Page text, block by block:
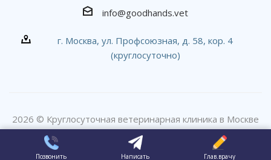
info@goodhands.vet
г. Москва, ул. Профсоюзная, д. 58, кор. 4
(круглосуточно)
2026 © Круглосуточная ветеринарная клиника в Москве
#вДобрыеРуки
Позвонить Написать Глав.врачу